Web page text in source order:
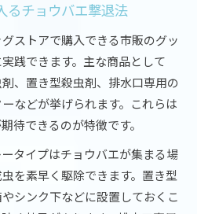
るチョウバエ撃退法
ストアで購入できる市販のグッ
践できます。主な商品として
、置き型殺虫剤、排水口専用の
などが挙げられます。これらは
待できるのが特徴です。
タイプはチョウバエが集まる場
を素早く駆除できます。置き型
シンク下などに設置しておくこ